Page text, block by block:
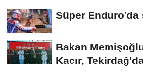
Süper Enduro'da
Bakan
Kacır,